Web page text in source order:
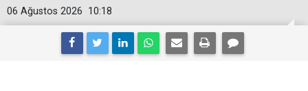
10:18
06 Ağustos 2026